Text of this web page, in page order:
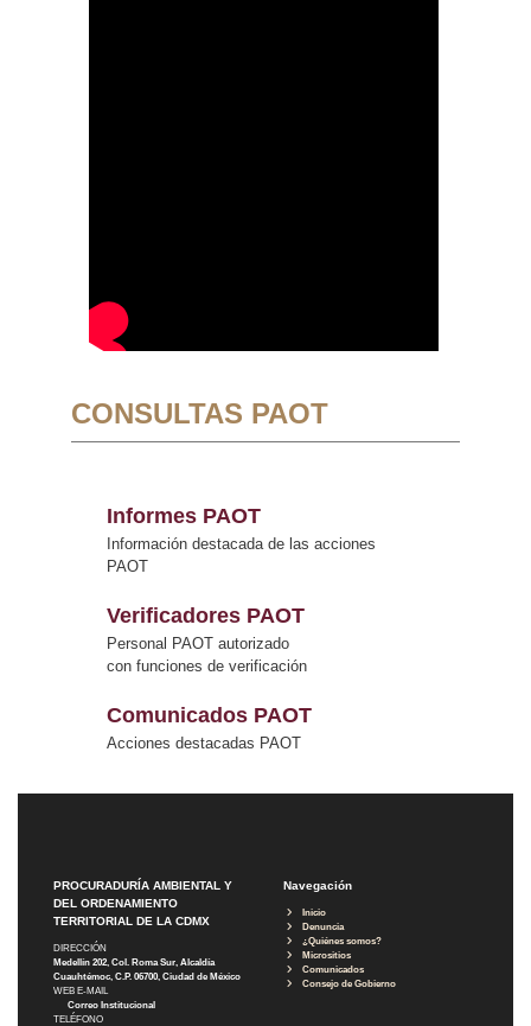
CONSULTAS PAOT
Informes PAOT
Información destacada de las acciones
PAOT
Verificadores PAOT
Personal PAOT autorizado
con funciones de verificación
Comunicados PAOT
Acciones destacadas PAOT
PROCURADURÍA AMBIENTAL Y
DEL ORDENAMIENTO
TERRITORIAL DE LA CDMX
DIRECCIÓN
Medellín 202, Col. Roma Sur, Alcaldía
Cuauhtémoc, C.P. 06700, Ciudad de México
WEB E-MAIL
Correo Institucional
TELÉFONO
Navegación
Inicio
Denuncia
¿Quiénes somos?
Micrositios
Comunicados
Consejo de Gobierno